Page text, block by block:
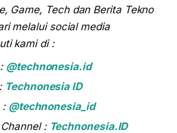
Game, Tech dan Berita Tekno
melalui social media
kami di :
@technonesia.id
Technonesia ID
: @technonesia_id
: Technonesia.ID